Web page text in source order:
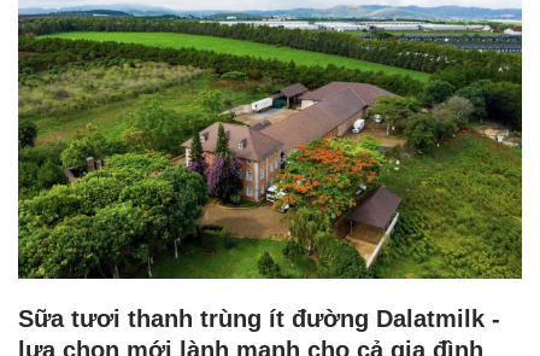
Sữa tươi thanh trùng ít đường Dalatmilk -
lựa chọn mới lành mạnh cho cả gia đình